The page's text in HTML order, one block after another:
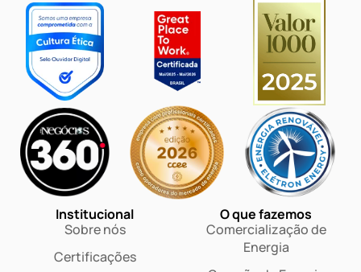
Institucional
Sobre nós
Certificações
O que fazemos
Comercialização de
Energia